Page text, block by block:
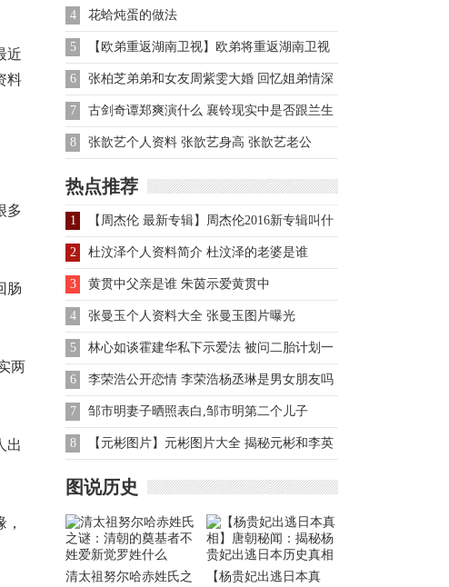
近
料
多
肠
两
出
4 花蛤炖蛋的做法
5 【欧弟重返湖南卫视】欧弟将重返湖南卫视
《天天向上》欧弟是回
6 张柏芝弟弟和女友周紫雯大婚 回忆姐弟情深
张柏芝不禁落泪
7 古剑奇谭郑爽演什么 襄铃现实中是否跟兰生
在一起
8 张歆艺个人资料 张歆艺身高 张歆艺老公
热点推荐
1 【周杰伦 最新专辑】周杰伦2016新专辑叫什
么名字
2 杜汶泽个人资料简介 杜汶泽的老婆是谁
3 黄贯中父亲是谁 朱茵示爱黄贯中
4 张曼玉个人资料大全 张曼玉图片曝光
5 林心如谈霍建华私下示爱法 被问二胎计划一
直傻笑
6 李荣浩公开恋情 李荣浩杨丞琳是男女朋友吗
7 邹市明妻子晒照表白,邹市明第二个儿子
8 【元彬图片】元彬图片大全 揭秘元彬和李英
娜的爱情史
图说历史
清太祖努尔哈赤姓氏之
【杨贵妃出逃日本真